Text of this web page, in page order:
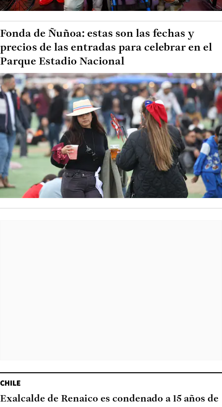
Fonda de Ñuñoa: estas son las fechas y
precios de las entradas para celebrar en el
Parque Estadio Nacional
CHILE
Exalcalde de Renaico es condenado a 15 años de